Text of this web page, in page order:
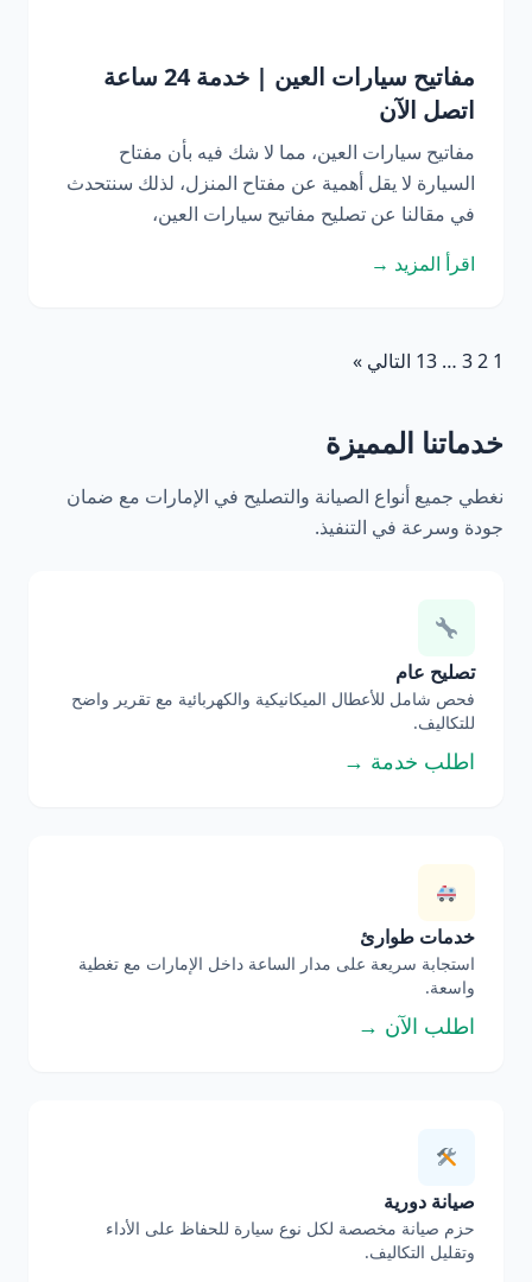
مفاتيح سيارات العين | خدمة 24 ساعة
اتصل الآن
مفاتيح سيارات العين، مما لا شك فيه بأن مفتاح
السيارة لا يقل أهمية عن مفتاح المنزل، لذلك سنتحدث
في مقالنا عن تصليح مفاتيح سيارات العين،
اقرأ المزيد →
1
2
3
…
13 التالي »
خدماتنا المميزة
نغطي جميع أنواع الصيانة والتصليح في الإمارات مع ضمان
جودة وسرعة في التنفيذ.
تصليح عام
فحص شامل للأعطال الميكانيكية والكهربائية مع تقرير واضح
للتكاليف.
اطلب خدمة →
خدمات طوارئ
استجابة سريعة على مدار الساعة داخل الإمارات مع تغطية
واسعة.
اطلب الآن →
صيانة دورية
حزم صيانة مخصصة لكل نوع سيارة للحفاظ على الأداء
وتقليل التكاليف.